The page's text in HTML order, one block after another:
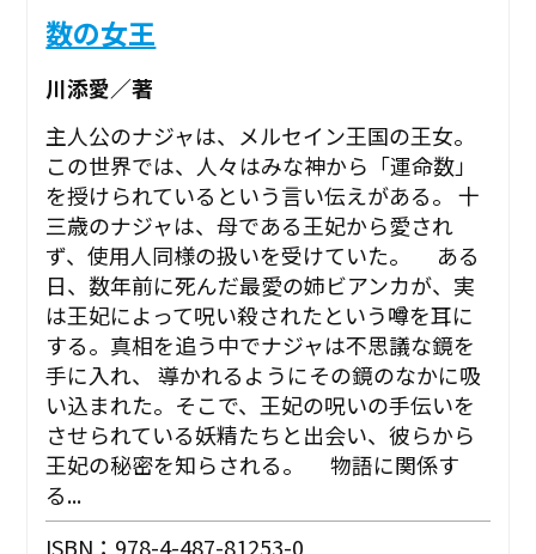
数の女王
川添愛／著
主人公のナジャは、メルセイン王国の王女。
この世界では、人々はみな神から「運命数」
を授けられているという言い伝えがある。 十
三歳のナジャは、母である王妃から愛され
ず、使用人同様の扱いを受けていた。 ある
日、数年前に死んだ最愛の姉ビアンカが、実
は王妃によって呪い殺されたという噂を耳に
する。真相を追う中でナジャは不思議な鏡を
手に入れ、 導かれるようにその鏡のなかに吸
い込まれた。そこで、王妃の呪いの手伝いを
させられている妖精たちと出会い、彼らから
王妃の秘密を知らされる。 物語に関係す
る...
ISBN：978-4-487-81253-0